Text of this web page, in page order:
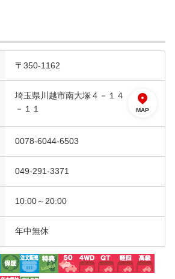
〒350-1162
埼玉県川越市南大塚４－１４
－１１
MAP
0078-6044-6503
049-291-3371
10:00～20:00
年中無休